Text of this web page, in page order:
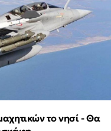
το νησί - Θα